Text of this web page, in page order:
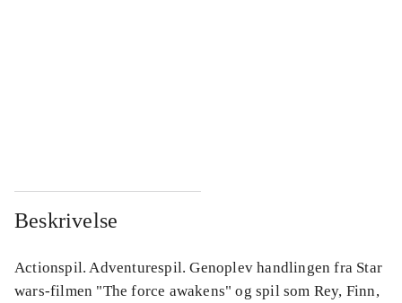
Beskrivelse
Actionspil. Adventurespil. Genoplev handlingen fra Star
wars-filmen "The force awakens" og spil som Rey, Finn,